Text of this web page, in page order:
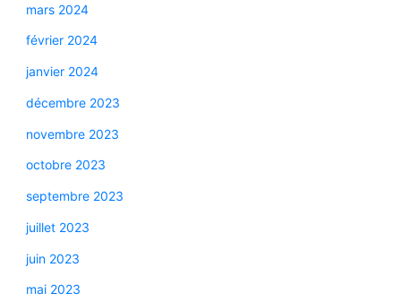
mars 2024
février 2024
janvier 2024
décembre 2023
novembre 2023
octobre 2023
septembre 2023
juillet 2023
juin 2023
mai 2023